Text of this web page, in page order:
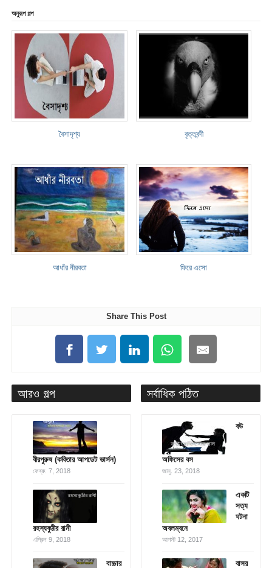
অনুরূপ গল্প
বৈসাদৃশ্য বৃত্তবন্দী
আধাঁর নীরবতা ফিরে এসো
Share This Post
আরও গল্প
বীরপুরুষ (কবিতার আপডেট ভার্সন)
ফেব্রু. 7, 2018
রহস্যকুঠীর রানী
এপ্রিল 9, 2018
বাচ্চার
সর্বাধিক পঠিত
বউ
অফিসের বস
জানু. 23, 2018
একটি
সত্য
ঘটনা
অবলম্বনে
আগস্ট 12, 2017
বাসর